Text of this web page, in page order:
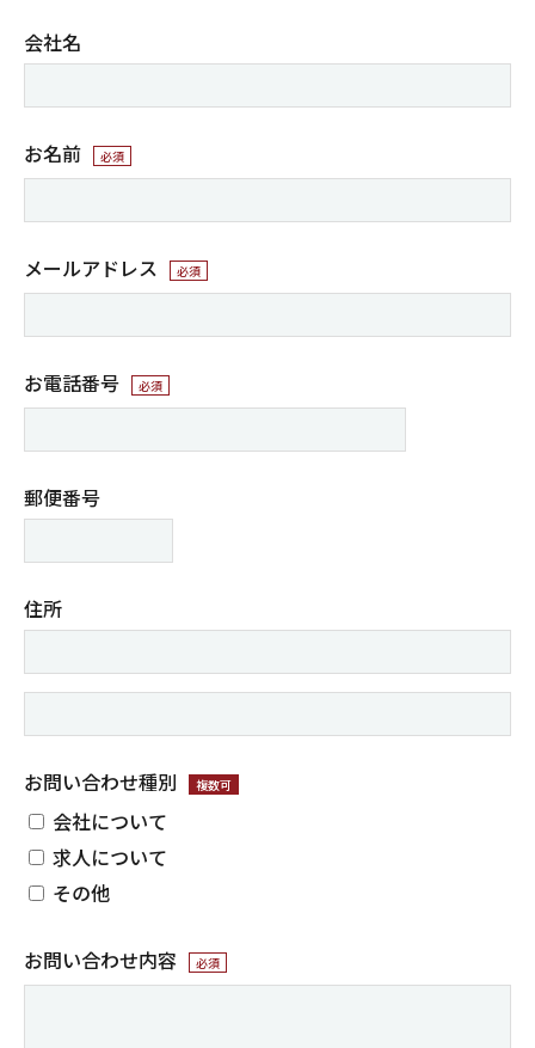
会社名
お名前 必須
メールアドレス 必須
お電話番号 必須
郵便番号
住所
お問い合わせ種別 複数可
会社について
求人について
その他
お問い合わせ内容 必須